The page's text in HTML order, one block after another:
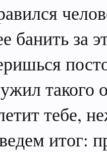
банить за
такого
тебе,
итог: